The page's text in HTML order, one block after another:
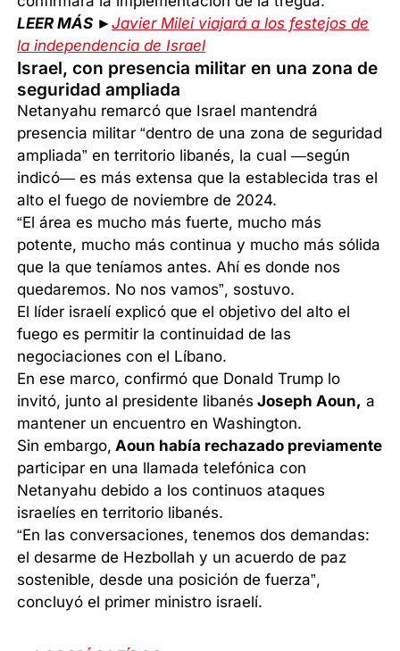
LEER MÁS ►Javier Milei viajará a los festejos de
la independencia de Israel
Israel, con presencia militar en una zona de
seguridad ampliada
Netanyahu remarcó que Israel mantendrá
presencia militar “dentro de una zona de seguridad
ampliada” en territorio libanés, la cual —según
indicó— es más extensa que la establecida tras el
alto el fuego de noviembre de 2024.
“El área es mucho más fuerte, mucho más
potente, mucho más continua y mucho más sólida
que la que teníamos antes. Ahí es donde nos
quedaremos. No nos vamos”, sostuvo.
El líder israelí explicó que el objetivo del alto el
fuego es permitir la continuidad de las
negociaciones con el Líbano.
En ese marco, confirmó que Donald Trump lo
invitó, junto al presidente libanés Joseph Aoun, a
mantener un encuentro en Washington.
Sin embargo, Aoun había rechazado previamente
participar en una llamada telefónica con
Netanyahu debido a los continuos ataques
israelíes en territorio libanés.
“En las conversaciones, tenemos dos demandas:
el desarme de Hezbollah y un acuerdo de paz
sostenible, desde una posición de fuerza”,
concluyó el primer ministro israelí.